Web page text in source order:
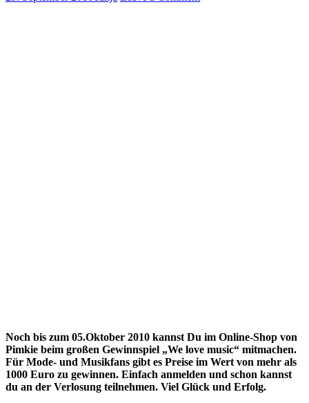
Noch bis zum 05.Oktober 2010 kannst Du im Online-Shop von
Pimkie beim großen Gewinnspiel „We love music“ mitmachen.
Für Mode- und Musikfans gibt es Preise im Wert von mehr als
1000 Euro zu gewinnen. Einfach anmelden und schon kannst
du an der Verlosung teilnehmen. Viel Glück und Erfolg.